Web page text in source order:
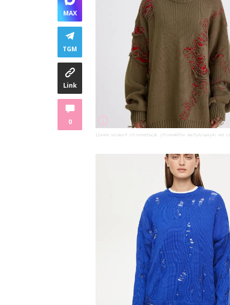
MAX
TGM
Link
0
Цена может отличаться, уточняйте актуальную на